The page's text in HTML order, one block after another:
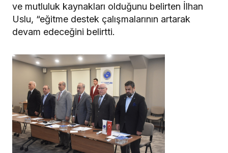
ve mutluluk kaynakları olduğunu belirten İlhan
Uslu, “eğitme destek çalışmalarının artarak
devam edeceğini belirtti.